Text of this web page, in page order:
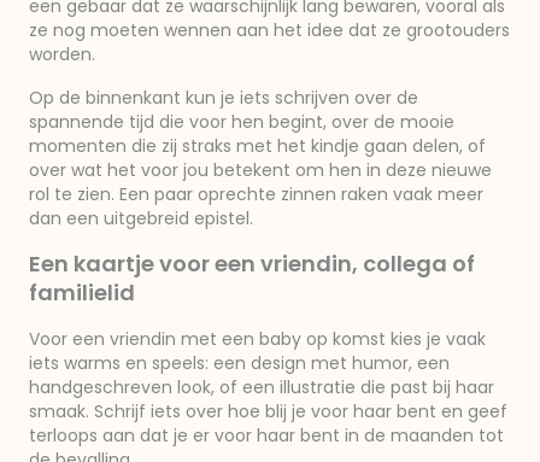
een gebaar dat ze waarschijnlijk lang bewaren, vooral als
ze nog moeten wennen aan het idee dat ze grootouders
worden.
Op de binnenkant kun je iets schrijven over de
spannende tijd die voor hen begint, over de mooie
momenten die zij straks met het kindje gaan delen, of
over wat het voor jou betekent om hen in deze nieuwe
rol te zien. Een paar oprechte zinnen raken vaak meer
dan een uitgebreid epistel.
Een kaartje voor een vriendin, collega of
familielid
Voor een vriendin met een baby op komst kies je vaak
iets warms en speels: een design met humor, een
handgeschreven look, of een illustratie die past bij haar
smaak. Schrijf iets over hoe blij je voor haar bent en geef
terloops aan dat je er voor haar bent in de maanden tot